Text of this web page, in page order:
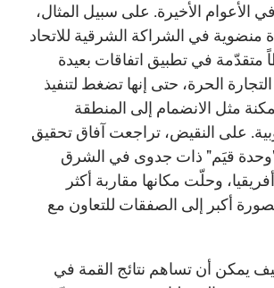
الأعوام الأخيرة. على سبيل المثال،
في الشراكة الشرقية للاتحاد
متقدّمة في تطبيق اتفاقات بعيدة
الحرة، حتى إنها تضغط لتنفيذ
مثل الانضمام إلى المنطقة
على النقيض، تراجعت آفاق تحقيق
"وحدة قيَم" ذات جدوى في الشرق
وحلّت مكانها مقاربة أكثر
أكبر إلى الصفقات للتعاون مع
يمكن أن تساهم نتائج القمة في